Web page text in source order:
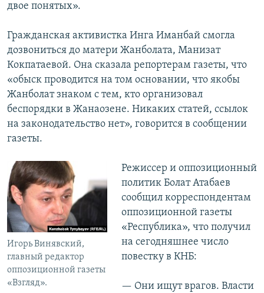
двое понятых».
Гражданская активистка Инга Иманбай смогла
дозвониться до матери Жанболата, Манизат
Кокпатаевой. Она сказала репортерам газеты, что
«обыск проводится на том основании, что якобы
Жанболат знаком с тем, кто организовал
беспорядки в Жанаозене. Никаких статей, ссылок
на законодательство нет», говорится в сообщении
газеты.
Игорь Винявский,
главный редактор
оппозиционной газеты
«Взгляд».
Режиссер и оппозиционный
политик Болат Атабаев
сообщил корреспондентам
оппозиционной газеты
«Республика», что получил
на сегодняшнее число
повестку в КНБ:
— Они ищут врагов. Власти